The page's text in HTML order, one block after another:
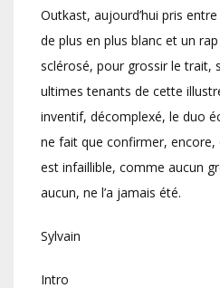
Outkast, aujourd’hui pris
de plus en plus blanc et un
sclérosé, pour grossir le trait,
ultimes tenants de cette
inventif, décomplexé, le duo
ne fait que confirmer, encore,
est infaillible, comme aucun
aucun, ne l’a jamais été.
Sylvain
Intro